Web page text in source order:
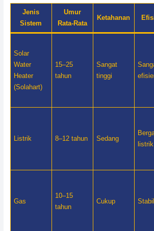
Jenis
Sistem
Umur
Rata-Rata
Ketahanan
Solar
Water
Heater
(Solahart)
15–25
tahun
Sangat
tinggi
Listrik 8–12 tahun Sedang
listrik
Gas
10–15
tahun
Cukup Stabil